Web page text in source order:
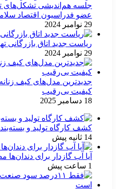
جلسه هم‌اندیشی تشکل‌های
عضو فدراسیون اقتصاد
29 نوامبر 2024
ریاست جدید اتاق بازرگانی
29 نوامبر 2024
کیفیت بی‌رقیب
18 دسامبر 2025
کشف کارگاه تولید و
14 ثانیه پیش
آیا آب گازدار برای
1 ساعت پیش